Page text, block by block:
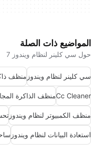
المواضيع ذات الصلة
حول سي كلينر لنظام ويندوز 7
سي كلينر لنظام ويندوز
Cc Cleanerمنظف الذاكرة
منظف الكمبيوتر لنظام ويندوز
استعادة البيانات لنظام ويندوز